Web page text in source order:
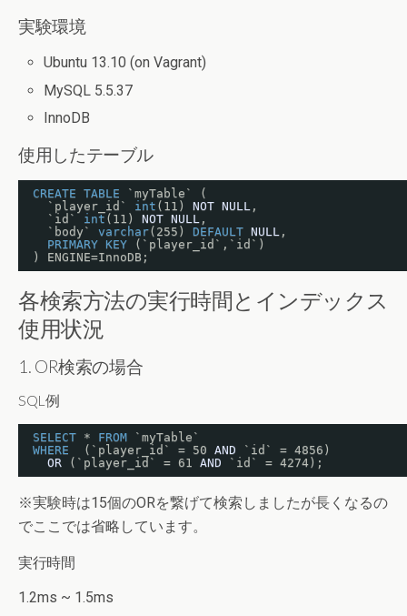
実験環境
Ubuntu 13.10 (on Vagrant)
MySQL 5.5.37
InnoDB
使用したテーブル
CREATE TABLE
`myTable` (
`player_id` int (11) NOT NULL ,
`id` int(11) NOT NULL ,
`body` varchar(255) DEFAULT NULL ,
PRIMARY KEY
(`player_id`,`id`)
) ENGINE=InnoDB;
各検索方法の実行時間とインデックス
使用状況
1. OR検索の場合
SQL例
SELECT * FROM
`myTable`
WHERE
(`player_id` = 50 AND
`id` = 4856)
OR
(`player_id` = 61 AND `id` = 4274);
※実験時は15個のORを繋げて検索しましたが長くなるの
でここでは省略しています。
実行時間
1.2ms ~ 1.5ms